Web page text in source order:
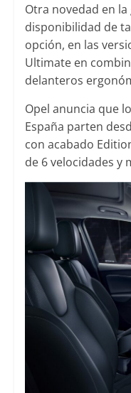
Otra novedad en la
disponibilidad de
opción, en las
Ultimate en
delanteros
Opel anuncia que
España parten
con acabado
de 6 velocidades y